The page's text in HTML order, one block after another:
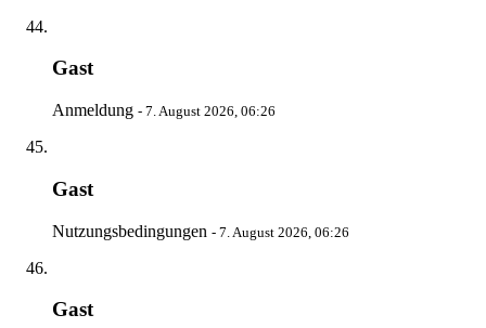
Gast
Anmeldung - 7. August 2026, 06:26
Gast
Nutzungsbedingungen - 7. August 2026, 06:26
Gast